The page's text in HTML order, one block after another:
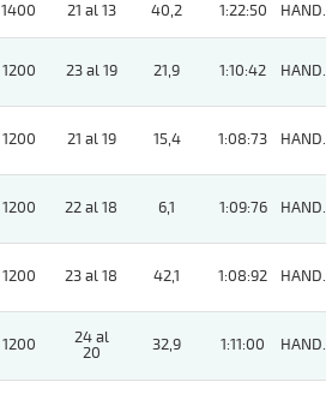
1400 21 al 13 40,2 1:22:50 HAND.
1200 23 al 19 21,9 1:10:42 HAND.
1200 21 al 19 15,4 1:08:73 HAND.
1200 22 al 18 6,1 1:09:76 HAND.
1200 23 al 18 42,1 1:08:92 HAND.
1200
24 al
20
32,9 1:11:00 HAND.